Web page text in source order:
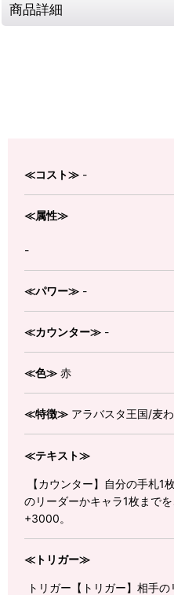
商品詳細
≪コスト≫ -
≪属性≫
-
≪パワー≫ -
≪カウンター≫ -
≪色≫ 赤
≪特徴≫ アラバスタ王国/麦
≪テキスト≫
【カウンター】自分の手札1
のリーダーかキャラ1枚まで
+3000。
≪トリガー≫
トリガー【トリガー】相手の